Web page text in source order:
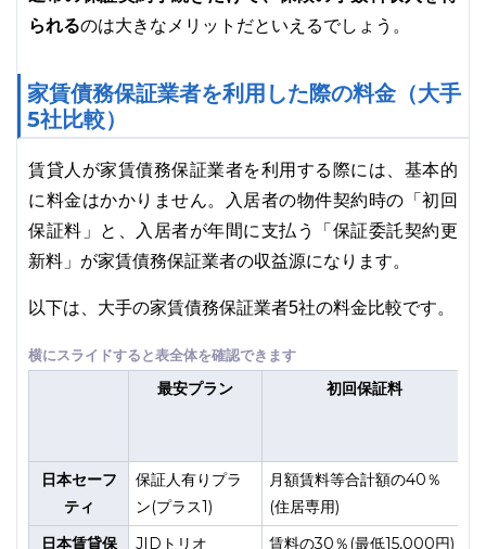
られるのは大きなメリットだといえるでしょう。
家賃債務保証業者を利用した際の料金（大手
5社比較）
賃貸人が家賃債務保証業者を利用する際には、基本的
に料金はかかりません。入居者の物件契約時の「初回
保証料」と、入居者が年間に支払う「保証委託契約更
新料」が家賃債務保証業者の収益源になります。
以下は、大手の家賃債務保証業者5社の料金比較です。
最安プラン 初回保証料
日本セーフ
ティ
保証人有りプラ
ン(プラス1)
月額賃料等合計額の40％
(住居専用)
日本賃貸保
JIDトリオ 賃料の30％(最低15,000円)